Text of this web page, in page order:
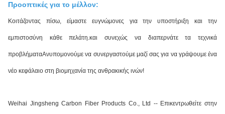
Προοπτικές για το μέλλον:
Κοιτάζοντας πίσω, είμαστε ευγνώμονες για την υποστήριξη και την
εμπιστοσύνη κάθε πελάτη.και συνεχώς να διαπερνάτε τα τεχνικά
προβλήματαΑνυπομονούμε να συνεργαστούμε μαζί σας για να γράψουμε ένα
νέο κεφάλαιο στη βιομηχανία της ανθρακικής ινών!
Weihai Jingsheng Carbon Fiber Products Co., Ltd -- Επικεντρωθείτε στην